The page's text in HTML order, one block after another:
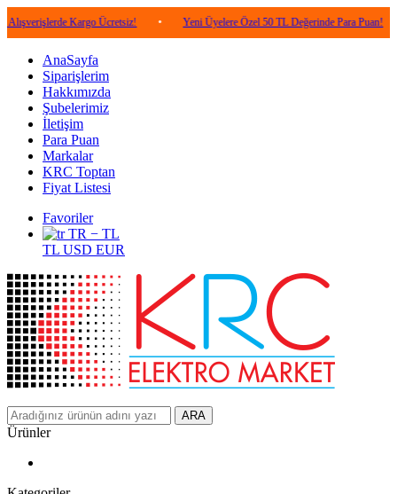
Kargo Ücretsiz! • Yeni Üyelere Özel 50 TL Değerinde Para Puan! •
AnaSayfa
Siparişlerim
Hakkımızda
Şubelerimiz
İletişim
Para Puan
Markalar
KRC Toptan
Fiyat Listesi
Favoriler
TR − TL
TL USD EUR
ARA
Ürünler